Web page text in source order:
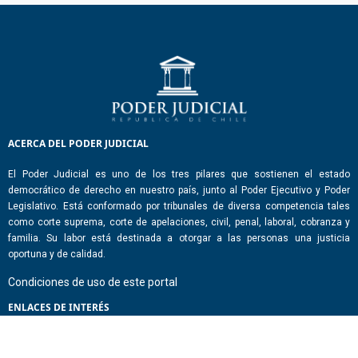
ACERCA DEL PODER JUDICIAL
El Poder Judicial es uno de los tres pilares que sostienen el estado
democrático de derecho en nuestro país, junto al Poder Ejecutivo y Poder
Legislativo. Está conformado por tribunales de diversa competencia tales
como corte suprema, corte de apelaciones, civil, penal, laboral, cobranza y
familia. Su labor está destinada a otorgar a las personas una justicia
oportuna y de calidad.
Condiciones de uso de este portal
ENLACES DE INTERÉS